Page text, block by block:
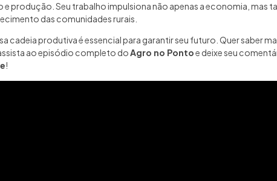
produção. Seu trabalho impulsiona não apenas a economia, mas
das comunidades rurais.
cadeia produtiva é essencial para garantir seu futuro. Quer saber
ao episódio completo doAgro no Pontoe deixe seu
!